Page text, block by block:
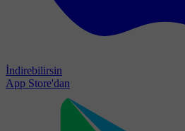
İndirebilirsin
App Store'dan